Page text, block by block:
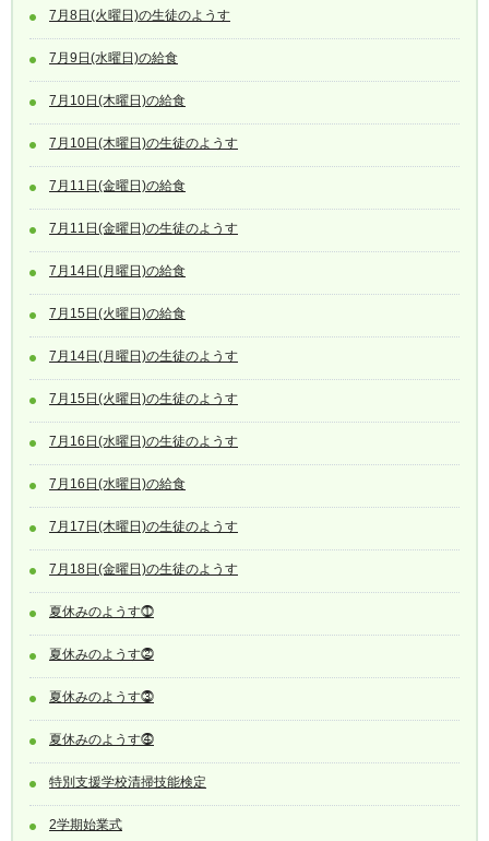
7月8日(火曜日)の生徒のようす
7月9日(水曜日)の給食
7月10日(木曜日)の給食
7月10日(木曜日)の生徒のようす
7月11日(金曜日)の給食
7月11日(金曜日)の生徒のようす
7月14日(月曜日)の給食
7月15日(火曜日)の給食
7月14日(月曜日)の生徒のようす
7月15日(火曜日)の生徒のようす
7月16日(水曜日)の生徒のようす
7月16日(水曜日)の給食
7月17日(木曜日)の生徒のようす
7月18日(金曜日)の生徒のようす
夏休みのようす⓵
夏休みのようす⓶
夏休みのようす⓷
夏休みのようす⓸
特別支援学校清掃技能検定
2学期始業式